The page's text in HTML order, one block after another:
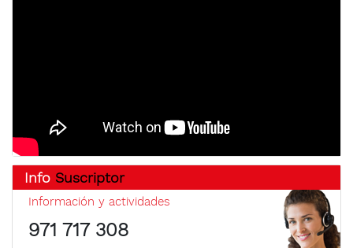
Info Suscriptor
Información y actividades
971 717 308